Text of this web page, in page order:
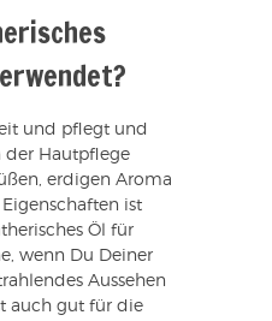
und pflegt und
der Hautpflege
erdigen Aroma
ist
Öl für
wenn Du Deiner
Aussehen
auch gut für die